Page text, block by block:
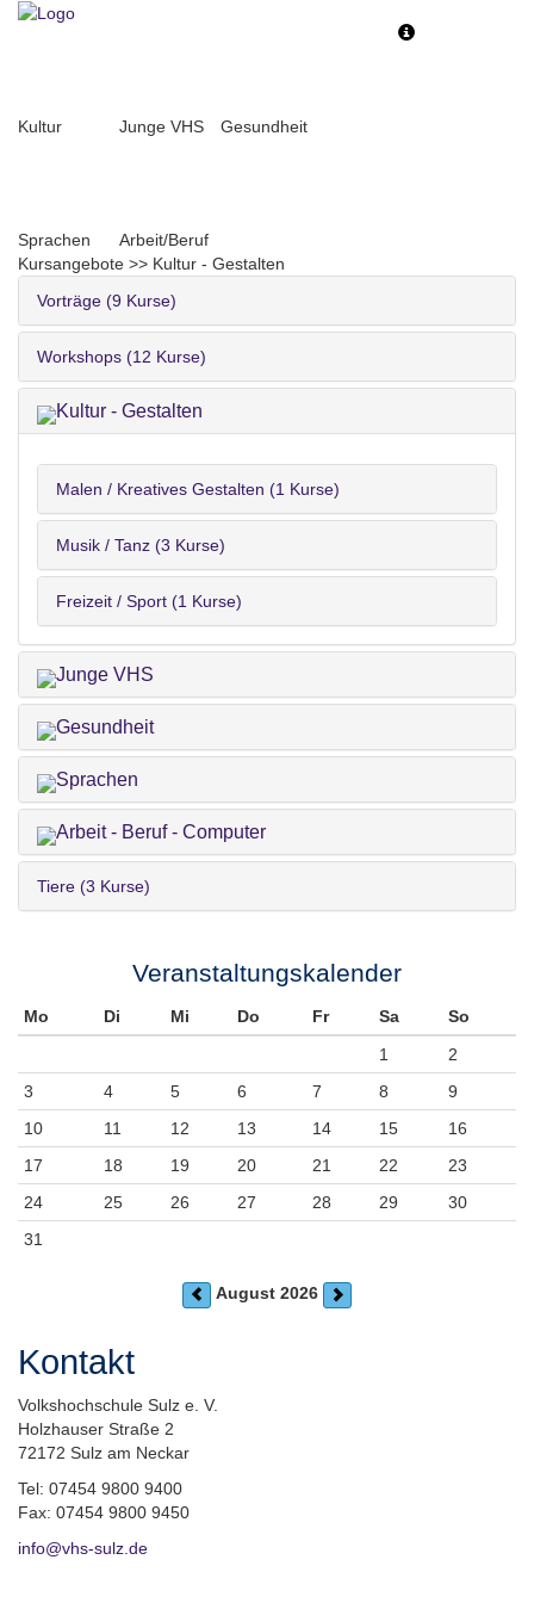
Toggle
Kultur Junge VHS Gesundheit
Sprachen
Arbeit/Beruf
Kursangebote >> Kultur - Gestalten
Vorträge (9 Kurse)
Workshops (12 Kurse)
Kultur - Gestalten
Malen / Kreatives Gestalten (1 Kurse)
Musik / Tanz (3 Kurse)
Freizeit / Sport (1 Kurse)
Junge VHS
Gesundheit
Sprachen
Arbeit - Beruf - Computer
Tiere (3 Kurse)
Veranstaltungskalender
Mo Di Mi Do Fr Sa
So
1
2
3
4 5 6 7 8
9
10
11 12 13 14 15
16
17
18 19 20 21 22
23
24
25 26 27 28 29
30
31
August 2026
Kontakt
Volkshochschule Sulz e. V.
Holzhauser Straße 2
72172 Sulz am Neckar
Tel: 07454 9800 9400
Fax: 07454 9800 9450
info@vhs-sulz.de